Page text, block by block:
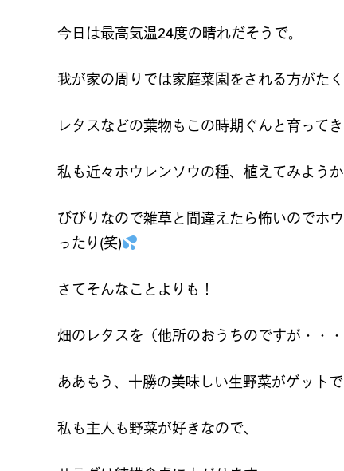
今日は最高気温24度の晴れだそうで。
我が家の周りでは家庭菜園をされる方がた
レタスなどの葉物もこの時期ぐんと育ってき
私も近々ホウレンソウの種、植えてみよう
びびりなので雑草と間違えたら怖いのでホ
ったり(笑)
さてそんなことよりも！
畑のレタスを（他所のおうちのですが・・
ああもう、十勝の美味しい生野菜がゲットで
私も主人も野菜が好きなので、